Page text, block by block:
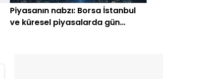
Piyasanın nabzı: Borsa İstanbul
ve küresel piyasalarda gün